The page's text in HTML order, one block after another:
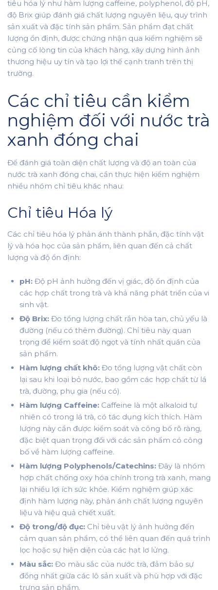
tiêu hóa lý như hàm lượng caffeine, polyphenol, độ pH,
độ Brix giúp đánh giá chất lượng nguyên liệu, quy trình
sản xuất và đặc tính sản phẩm. Sản phẩm đạt chất
lượng ổn định, được chứng nhận qua kiểm nghiệm sẽ
củng cố lòng tin của khách hàng, xây dựng hình ảnh
thương hiệu uy tín và tạo lợi thế cạnh tranh trên thị
trường.
Các chỉ tiêu cần kiểm
nghiệm đối với nước trà
xanh đóng chai
Để đánh giá toàn diện chất lượng và độ an toàn của
nước trà xanh đóng chai, cần thực hiện kiểm nghiệm
nhiều nhóm chỉ tiêu khác nhau:
Chỉ tiêu Hóa lý
Các chỉ tiêu hóa lý phản ánh thành phần, đặc tính vật
lý và hóa học của sản phẩm, liên quan đến cả chất
lượng và độ ổn định:
pH: Độ pH ảnh hưởng đến vị giác, độ ổn định của
các hợp chất trong trà và khả năng phát triển của vi
sinh vật.
Độ Brix: Đo tổng lượng chất rắn hòa tan, chủ yếu là
đường (nếu có thêm đường). Chỉ tiêu này quan
trọng để kiểm soát độ ngọt và tính nhất quán của
sản phẩm.
Hàm lượng chất khô: Đo tổng lượng vật chất còn
lại sau khi loại bỏ nước, bao gồm các hợp chất từ lá
trà, đường, phụ gia (nếu có).
Hàm lượng Caffeine: Caffeine là một alkaloid tự
nhiên có trong lá trà, có tác dụng kích thích. Hàm
lượng này cần được kiểm soát và công bố rõ ràng,
đặc biệt quan trọng đối với các sản phẩm có công
bố về hàm lượng caffeine.
Hàm lượng Polyphenols/Catechins: Đây là nhóm
hợp chất chống oxy hóa chính trong trà xanh, mang
lại nhiều lợi ích sức khỏe. Kiểm nghiệm giúp xác
định hàm lượng này, phản ánh chất lượng nguyên
liệu và hiệu quả chiết xuất.
Độ trong/độ đục: Chỉ tiêu vật lý ảnh hưởng đến
cảm quan sản phẩm, có thể liên quan đến quá trình
lọc hoặc sự hiện diện của các hạt lơ lửng.
Màu sắc: Đo màu sắc của nước trà, đảm bảo sự
đồng nhất giữa các lô sản xuất và phù hợp với đặc
trưng sản phẩm.